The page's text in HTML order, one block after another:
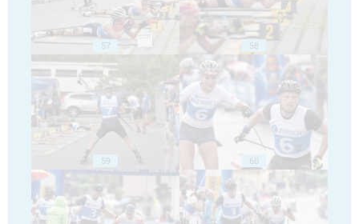
57 58
59 60